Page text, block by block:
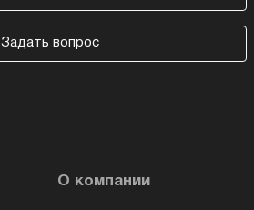
Задать вопрос
О компании